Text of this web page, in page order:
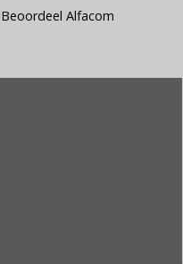
Beoordeel Alfacom